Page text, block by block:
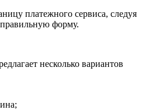
платежного сервиса, следуя
форму.
несколько вариантов